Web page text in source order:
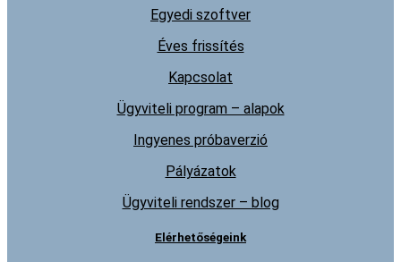
Egyedi szoftver
Éves frissítés
Kapcsolat
Ügyviteli program – alapok
Ingyenes próbaverzió
Pályázatok
Ügyviteli rendszer – blog
Elérhetőségeink